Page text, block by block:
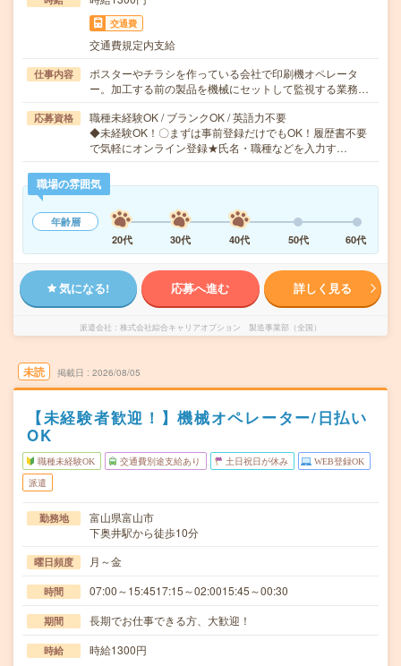
交通費
交通費規定内支給
仕事内容
ポスターやチラシを作っている会社で印刷機オペレータ
ー。加工する前の製品を機械にセットして監視する業務…
応募資格
職種未経験OK / ブランクOK / 英語力不要
◆未経験OK！〇まずは事前登録だけでもOK！履歴書不要
で気軽にオンライン登録★氏名・職種などを入力す…
職場の雰囲気
年齢層
20代
30代 40代 50代 60代
気になる! 応募へ進む 詳しく見る
派遣会社 株式会社綜合キャリアオプション 製造事業部（全国）
未読 掲載日 2026/08/05
【未経験者歓迎！】機械オペレーター/日払い
OK
職種未経験OK 交通費別途支給あり 土日祝日が休み WEB登録OK
派遣
勤務地
富山県富山市
下奥井駅から徒歩10分
曜日頻度 月～金
時間 07:00～15:4517:15～02:0015:45～00:30
期間 長期でお仕事できる方、大歓迎！
時給 時給1300円